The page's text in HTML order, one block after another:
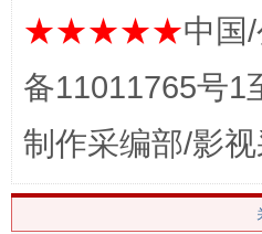
★★★★★中国
备11011765号1
制作采编部/影